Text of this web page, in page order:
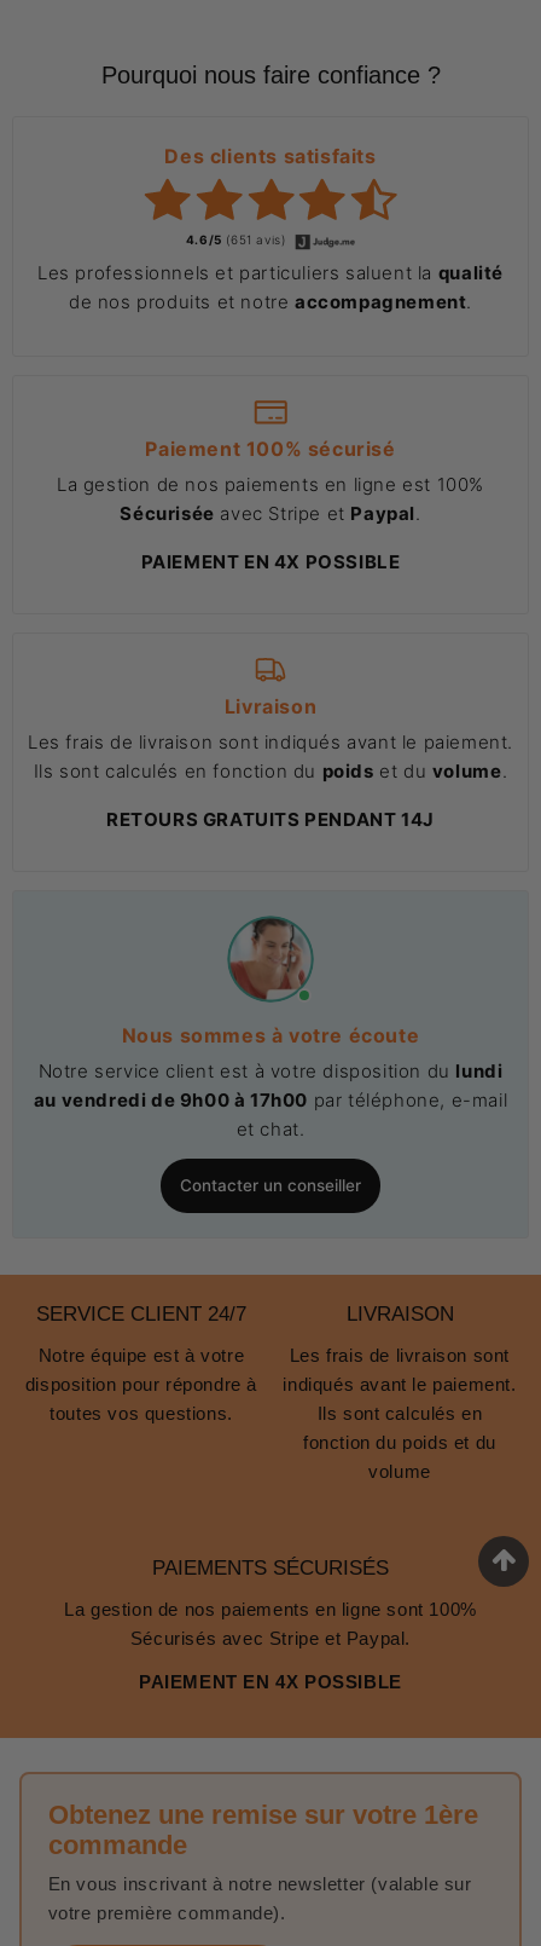
Pourquoi nous faire confiance ?
Des clients satisfaits
4.6/5 (651 avis)
Les professionnels et particuliers saluent la qualité
de nos produits et notre accompagnement
Paiement 100% sécurisé
La gestion de nos paiements en ligne est 100%
Sécurisée avec Stripe et Paypal
PAIEMENT EN 4X POSSIBLE
Livraison
Les frais de livraison sont indiqués avant le paiement.
Ils sont calculés en fonction du poids et du volume
RETOURS GRATUITS PENDANT 14J
Nous sommes à votre écoute
Notre service client est à votre disposition du lundi
au vendredi de 9h00 à 17h00 par téléphone, e-mail
et chat.
Contacter un conseiller
SERVICE CLIENT 24/7
Notre équipe est à votre
disposition pour répondre à
toutes vos questions.
LIVRAISON
Les frais de livraison sont
indiqués avant le paiement.
Ils sont calculés en
fonction du poids et du
volume
PAIEMENTS SÉCURISÉS
La gestion de nos paiements en ligne sont 100%
Sécurisés avec Stripe et Paypal.
PAIEMENT EN 4X POSSIBLE
Obtenez une remise sur votre 1ère
commande
En vous inscrivant à notre newsletter (valable sur
votre première commande).